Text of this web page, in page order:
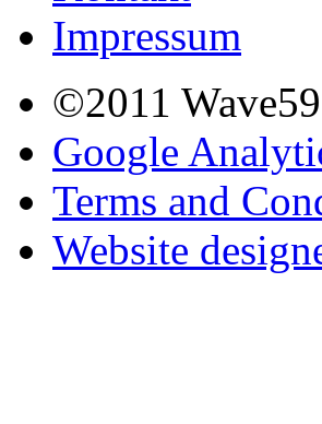
Impressum
©2011
Google
Terms and
Website